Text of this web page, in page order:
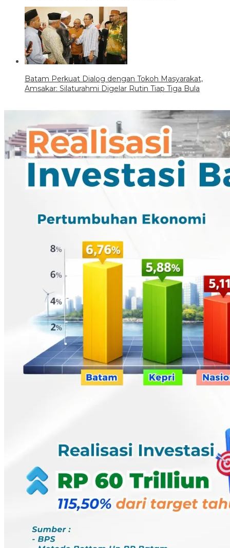
Batam Perkuat Dialog dengan Tokoh Masyarakat,
Amsakar: Silaturahmi Digelar Rutin Tiap Tiga Bula